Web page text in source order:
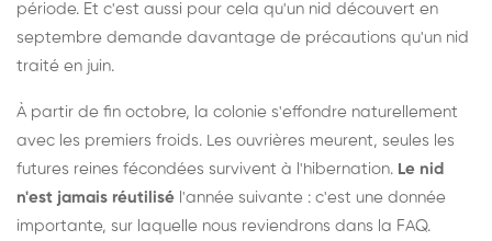
période. Et c'est aussi pour cela qu'un nid découvert en
septembre demande davantage de précautions qu'un nid
traité en juin.
À partir de fin octobre, la colonie s'effondre naturellement
avec les premiers froids. Les ouvrières meurent, seules les
futures reines fécondées survivent à l'hibernation. Le nid
n'est jamais réutilisé l'année suivante : c'est une donnée
importante, sur laquelle nous reviendrons dans la FAQ.